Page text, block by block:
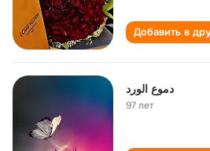
Добавить в
دموع الورد
97 лет